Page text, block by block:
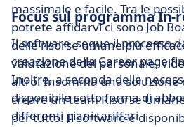
massimale e facile. Tra le
potrete affidarvi ci sono Job
delle risorse umane più
valutazione del personale,
altro. Insomma una soluzione
creare un team Risorse
per tutto. Il software è
Focus sul programma
Il software segue il processo
creazione della Career page
Inoltre, a seconda delle
disponibile sotto forma di
differenti piani tariffari.